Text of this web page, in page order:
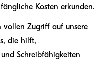
Kosten erkunden.
vollen Zugriff auf unsere
die hilft,
Schreibfähigkeiten